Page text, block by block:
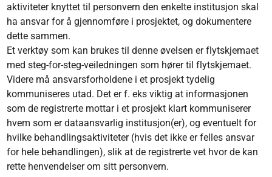
aktiviteter knyttet til personvern den enkelte institusjon skal
ha ansvar for å gjennomføre i prosjektet, og dokumentere
dette sammen.
Et verktøy som kan brukes til denne øvelsen er flytskjemaet
med steg-for-steg-veiledningen som hører til flytskjemaet.
Videre må ansvarsforholdene i et prosjekt tydelig
kommuniseres utad. Det er f. eks viktig at informasjonen
som de registrerte mottar i et prosjekt klart kommuniserer
hvem som er dataansvarlig institusjon(er), og eventuelt for
hvilke behandlingsaktiviteter (hvis det ikke er felles ansvar
for hele behandlingen), slik at de registrerte vet hvor de kan
rette henvendelser om sitt personvern.